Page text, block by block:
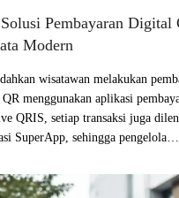
Pembayaran Digital
Modern
wisatawan melakukan
QR menggunakan aplikasi
QRIS, setiap transaksi juga
SuperApp, sehingga pengelola…